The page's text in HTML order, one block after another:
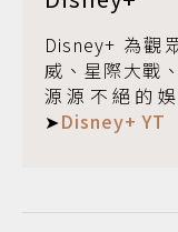
Disney+ 為觀
威、星際大戰
源源不絕的
➤Disney+ YT